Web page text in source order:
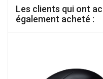
Les clients qui ont
également acheté :